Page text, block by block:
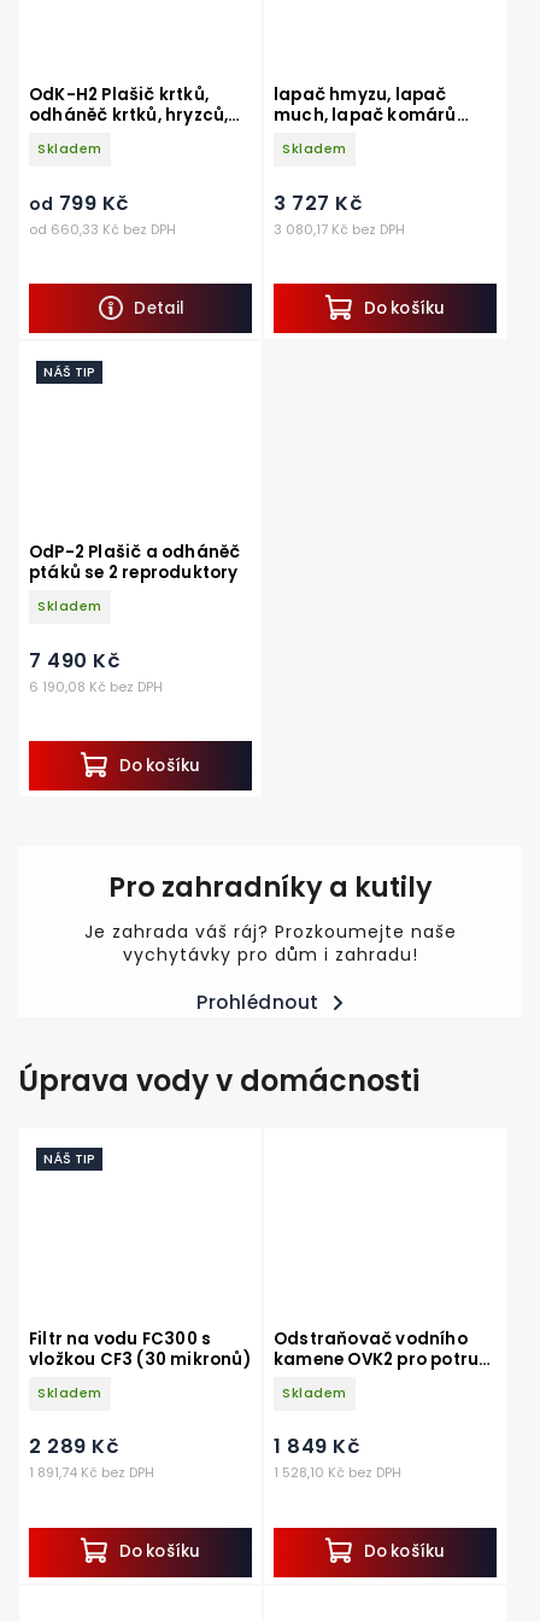
OdK-H2 Plašič krtků,
odháněč krtků, hryzců,
Skladem
od 660,33 Kč bez DPH
od 799 Kč
Detail
lapač hmyzu, lapač
much, lapač komárů
m2
Skladem
3 080,17 Kč bez DPH
3 727 Kč
Do košíku
NÁŠ TIP
OdP-2 Plašič a odháněč
ptáků se 2 reproduktory
Skladem
6 190,08 Kč bez DPH
7 490 Kč
Do košíku
Pro zahradníky a kutily
Je zahrada váš ráj? Prozkoumejte naše
vychytávky pro dům i zahradu!
Prohlédnout
Úprava vody v domácnosti
NÁŠ TIP
Filtr na vodu FC300 s
vložkou CF3 (30 mikronů)
Skladem
1 891,74 Kč bez DPH
2 289 Kč
Do košíku
Odstraňovač vodního
kamene OVK2 pro potrubí
Skladem
1 528,10 Kč bez DPH
1 849 Kč
Do košíku